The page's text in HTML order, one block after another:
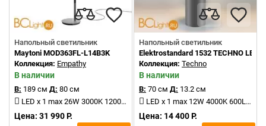
Напольный светильник
Maytoni MOD363FL-L14B3K
Коллекция: Empathy
В наличии
В: 189 см Д: 80 см
LED x 1 max 26W 3000K 1200Lm
Цена: 31 990 Р.
Напольный светильник
Elektrostandard 1532 TECHNO LED
Коллекция: Techno
В наличии
В: 70 см Д: 13.2 см
LED x 1 max 12W 4000K 600Lm
Цена: 14 400 Р.